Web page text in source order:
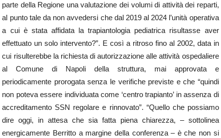
parte della Regione una valutazione dei volumi di attività dei reparti,
al punto tale da non avvedersi che dal 2019 al 2024 l’unità operativa
a cui è stata affidata la trapiantologia pediatrica risultasse aver
effettuato un solo intervento?”. E così a ritroso fino al 2002, data in
cui risulterebbe la richiesta di autorizzazione alle attività ospedaliere
al Comune di Napoli della struttura, mai approvata e
periodicamente prorogata senza le verifiche previste e che “quindi
non poteva essere individuata come ‘centro trapianto’ in assenza di
accreditamento SSN regolare e rinnovato”. “Quello che possiamo
dire oggi, in attesa che sia fatta piena chiarezza, – sottolinea
energicamente Berritto a margine della conferenza – è che non si